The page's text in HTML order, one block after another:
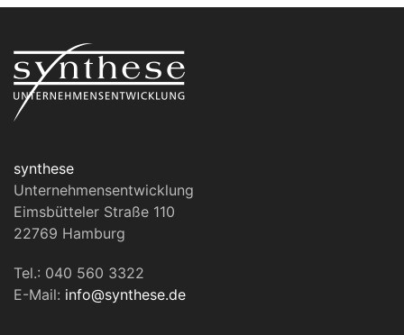
synthese
Unternehmensentwicklung
Eimsbütteler Straße 110
22769 Hamburg
Tel.: 040 560 3322
E-Mail: info@synthese.de